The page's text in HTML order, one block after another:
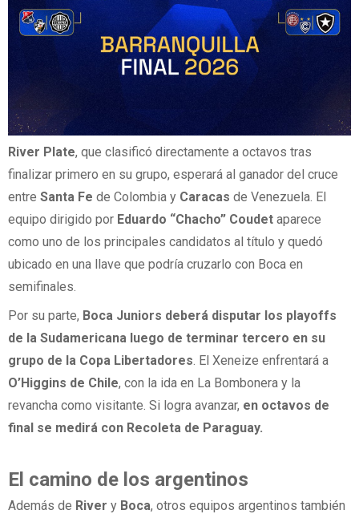
River Plate, que clasificó directamente a octavos tras
finalizar primero en su grupo, esperará al ganador del cruce
entre Santa Fe de Colombia y Caracas de Venezuela. El
equipo dirigido por Eduardo “Chacho” Coudet aparece
como uno de los principales candidatos al título y quedó
ubicado en una llave que podría cruzarlo con Boca en
semifinales.
Por su parte, Boca Juniors deberá disputar los playoffs
de la Sudamericana luego de terminar tercero en su
grupo de la Copa Libertadores . El Xeneize enfrentará a
O’Higgins de Chile, con la ida en La Bombonera y la
revancha como visitante. Si logra avanzar, en octavos de
final se medirá con Recoleta de Paraguay.
El camino de los argentinos
Además de River y Boca, otros equipos argentinos también